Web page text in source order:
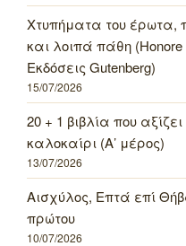
Χτυπήματα του έρωτα,
και λοιπά πάθη
Εκδόσεις Gutenberg)
15/07/2026
20 + 1 βιβλία που
καλοκαίρι (Α’ μέρος)
13/07/2026
Αισχύλος, Επτά επί
πρώτου
10/07/2026